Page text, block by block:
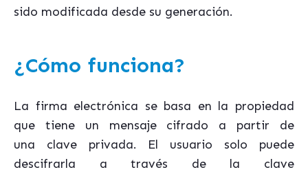
sido modificada desde su generación.
¿Cómo funciona?
La firma electrónica se basa en la propiedad
que tiene un mensaje cifrado a partir de
una clave privada. El usuario solo puede
descifrarla a través de la clave